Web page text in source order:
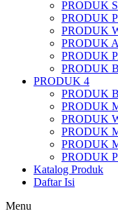
PRODUK
PRODUK
PRODUK
PRODUK
PRODUK
PRODUK
PRODUK 4
PRODUK
PRODUK
PRODUK
PRODUK
PRODUK
PRODUK
Katalog Produk
Daftar Isi
Menu